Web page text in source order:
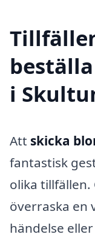
i
Att skicka
fantastisk
olika tillfällen.
överraska en
händelse